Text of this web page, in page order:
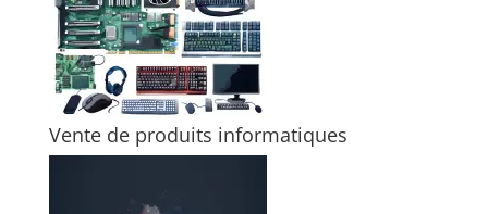
Vente de produits informatiques